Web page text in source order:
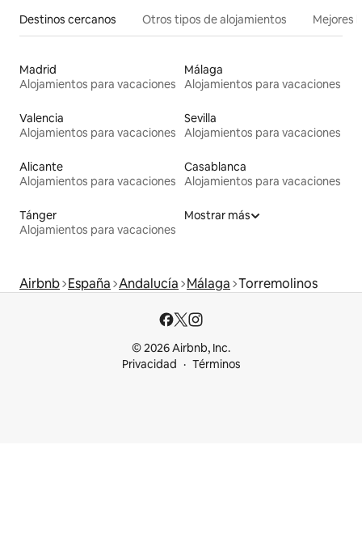
Destinos cercanos Otros tipos de alojamientos Mejores
Madrid
Alojamientos para vacaciones
Málaga
Alojamientos para vacaciones
Valencia
Alojamientos para vacaciones
Sevilla
Alojamientos para vacaciones
Alicante
Alojamientos para vacaciones
Casablanca
Alojamientos para vacaciones
Tánger
Alojamientos para vacaciones
Mostrar más
Airbnb España Andalucía Málaga Torremolinos
© 2026 Airbnb, Inc.
Privacidad
Términos